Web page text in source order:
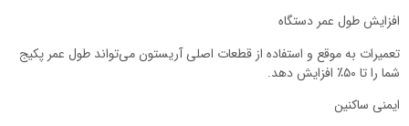
افزایش طول عمر دستگاه
تعمیرات به موقع و استفاده از قطعات اصلی آریستون می‌تواند طول عمر پکیج
شما را تا ۵۰٪ افزایش دهد.
ایمنی ساکنین